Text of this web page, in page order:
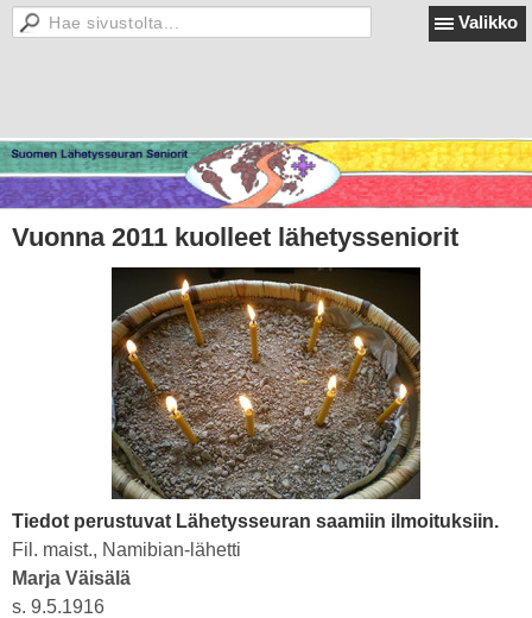
Valikko
Vuonna 2011 kuolleet lähetysseniorit
Tiedot perustuvat Lähetysseuran saamiin ilmoituksiin.
Fil. maist., Namibian-lähetti
Marja Väisälä
s. 9.5.1916